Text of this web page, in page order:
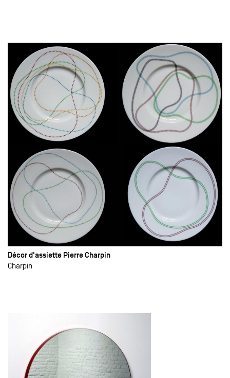
Décor d'assiette Pierre Charpin
Charpin